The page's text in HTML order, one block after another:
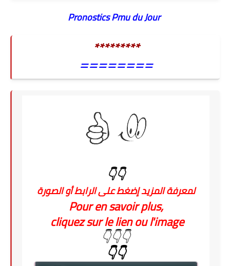
Pronostics Pmu du Jour
*********
========
👇👇
لمعرفة المزيد إضغط على الرابط أو الصورة
Pour en savoir plus,
cliquez sur le lien ou l'image
👇👇👇
👇👇